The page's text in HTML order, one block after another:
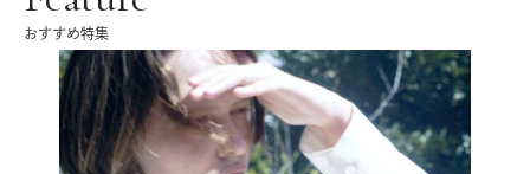
おすすめ特集